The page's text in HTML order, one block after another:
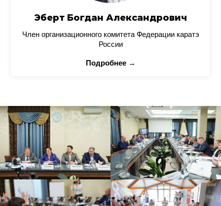
Эберт Богдан Александрович
Член организационного комитета Федерации каратэ
России
Подробнее →